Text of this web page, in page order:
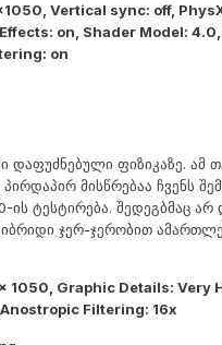
Vertical sync: off,
on, Shader Model:
on
დაფუძნებული ფიზიკაზე. ამ
მისწრებაა ჩვენს
ის ტესტირება. შედეგბმაც არ
ჯერ-ჯერობით
1050, Graphic Details: Very
Filtering: 16x